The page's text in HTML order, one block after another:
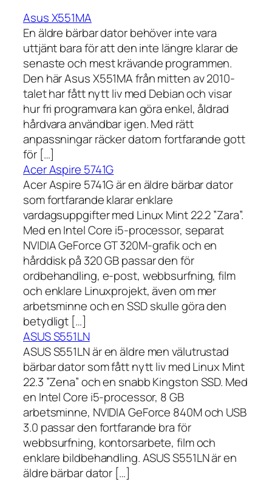
Asus X551MA
En äldre bärbar dator behöver inte vara
uttjänt bara för att den inte längre klarar de
senaste och mest krävande programmen.
Den här Asus X551MA från mitten av 2010-
talet har fått nytt liv med Debian och visar
hur fri programvara kan göra enkel, åldrad
hårdvara användbar igen. Med rätt
anpassningar räcker datorn fortfarande gott
för […]
Acer Aspire 5741G
Acer Aspire 5741G är en äldre bärbar dator
som fortfarande klarar enklare
vardagsuppgifter med Linux Mint 22.2 ”Zara”.
Med en Intel Core i5-processor, separat
NVIDIA GeForce GT 320M-grafik och en
hårddisk på 320 GB passar den för
ordbehandling, e-post, webbsurfning, film
och enklare Linuxprojekt, även om mer
arbetsminne och en SSD skulle göra den
betydligt […]
ASUS S551LN
ASUS S551LN är en äldre men välutrustad
bärbar dator som fått nytt liv med Linux Mint
22.3 ”Zena” och en snabb Kingston SSD. Med
en Intel Core i5-processor, 8 GB
arbetsminne, NVIDIA GeForce 840M och USB
3.0 passar den fortfarande bra för
webbsurfning, kontorsarbete, film och
enklare bildbehandling. ASUS S551LN är en
äldre bärbar dator […]